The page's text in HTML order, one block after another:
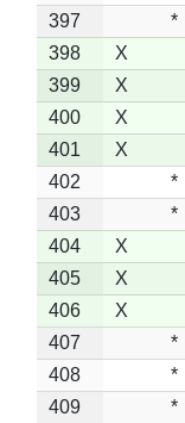
397
*
398
X
399
X
400
X
401
X
402
*
403
*
404
X
405
X
406
X
407
*
408
*
409
*